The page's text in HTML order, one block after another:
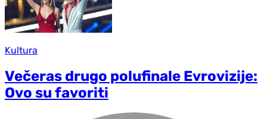
Kultura
Večeras drugo polufinale Evrovizije:
Ovo su favoriti